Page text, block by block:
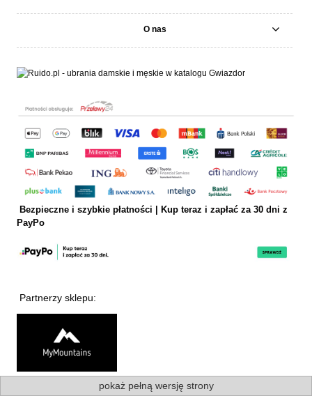
O nas
Bezpieczne i szybkie płatności | Kup teraz i zapłać za 30 dni z
PayPo
Partnerzy sklepu:
pokaż pełną wersję strony